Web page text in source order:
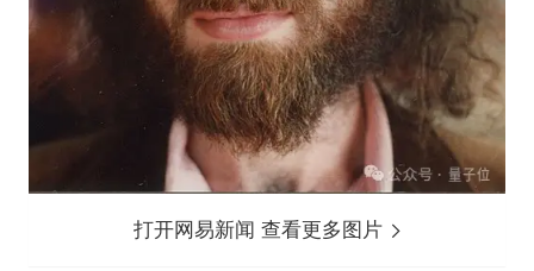
打开网易新闻 查看更多图片